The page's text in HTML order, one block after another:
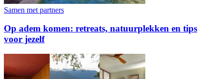
Samen met partners
Op adem komen: retreats, natuurplekken en tips
voor jezelf